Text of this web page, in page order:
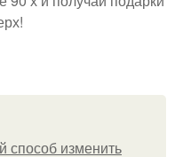
способ изменить